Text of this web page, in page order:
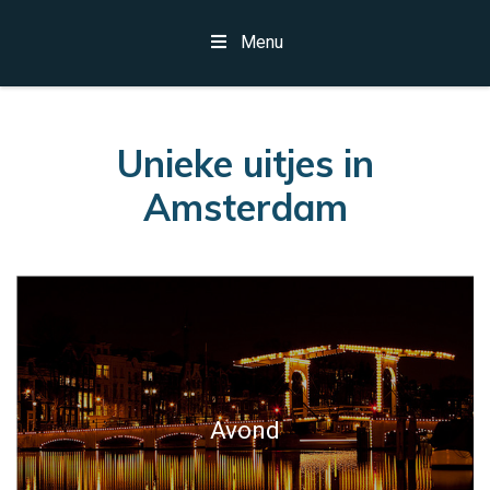
Menu
Unieke uitjes in
Amsterdam
Avond